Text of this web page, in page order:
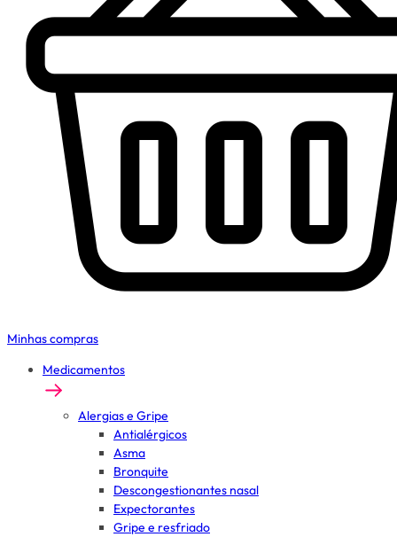
Minhas compras
Medicamentos
Alergias e Gripe
Antialérgicos
Asma
Bronquite
Descongestionantes nasal
Expectorantes
Gripe e resfriado